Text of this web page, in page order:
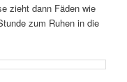
zieht dann Fäden wie
zum Ruhen in die